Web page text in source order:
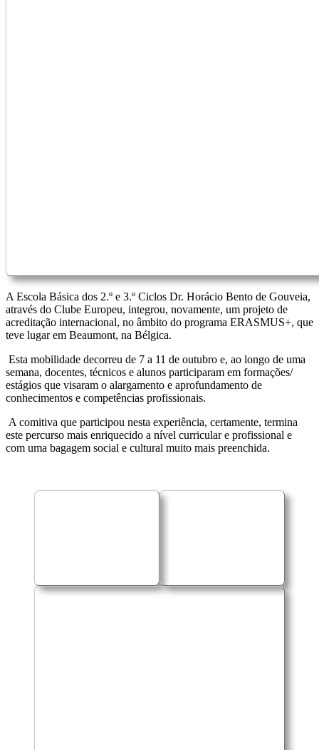
A Escola Básica dos 2.º e 3.º Ciclos Dr. Horácio Bento de Gouveia,
através do Clube Europeu, integrou, novamente, um projeto de
acreditação internacional, no âmbito do programa ERASMUS+, que
teve lugar em Beaumont, na Bélgica.
Esta mobilidade decorreu de 7 a 11 de outubro e, ao longo de uma
semana, docentes, técnicos e alunos participaram em formações/
estágios que visaram o alargamento e aprofundamento de
conhecimentos e competências profissionais.
A comitiva que participou nesta experiência, certamente, termina
este percurso mais enriquecido a nível curricular e profissional e
com uma bagagem social e cultural muito mais preenchida.